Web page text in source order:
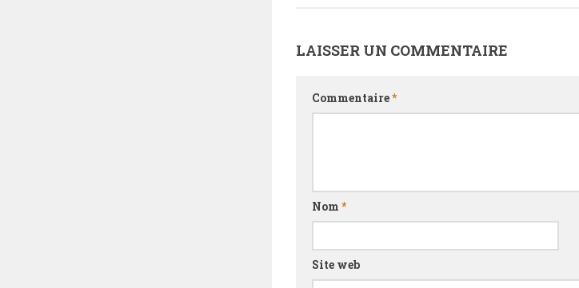
LAISSER UN COMMENTAIRE
Commentaire*
Nom *
Site web